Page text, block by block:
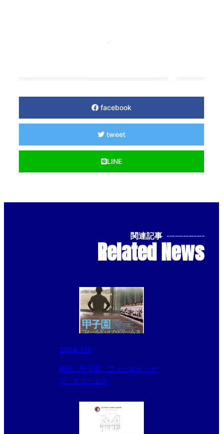
facebook
tweet
LINE
関連記事 --------------
Related News
2024.7.10
映画「甲子園 フィールド・オ
ブ・ドリームス